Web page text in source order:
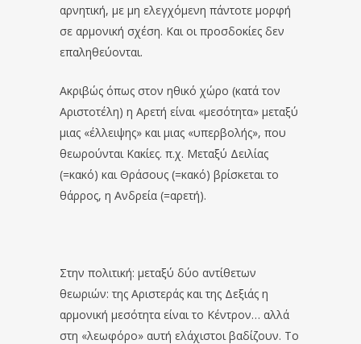
αρνητική, με μη ελεγχόμενη πάντοτε μορφή
σε αρμονική σχέση. Και οι προσδοκίες δεν
επαληθεύονται.
Ακριβώς όπως στον ηθικό χώρο (κατά τον
Αριστοτέλη) η Αρετή είναι «μεσότητα» μεταξύ
μιας «έλλειψης» και μιας «υπερβολής», που
θεωρούνται Κακίες. π.χ. Μεταξύ Δειλίας
(=κακό) και Θράσους (=κακό) βρίσκεται το
θάρρος, η Ανδρεία (=αρετή).
Στην πολιτική: μεταξύ δύο αντίθετων
θεωριών: της Αριστεράς και της Δεξιάς η
αρμονική μεσότητα είναι το Κέντρον… αλλά
στη «λεωφόρο» αυτή ελάχιστοι βαδίζουν. Το